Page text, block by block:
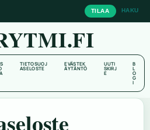
TILAA HAKU
TIETOSUOJ
ASELOSTE
EVÄSTEK
ÄYTÄNTÖ
UUTI
SKIRJ
E
B
L
O
G
I